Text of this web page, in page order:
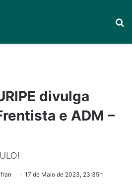
divulga
e ADM –
17 de Maio de 2023, 23:35h